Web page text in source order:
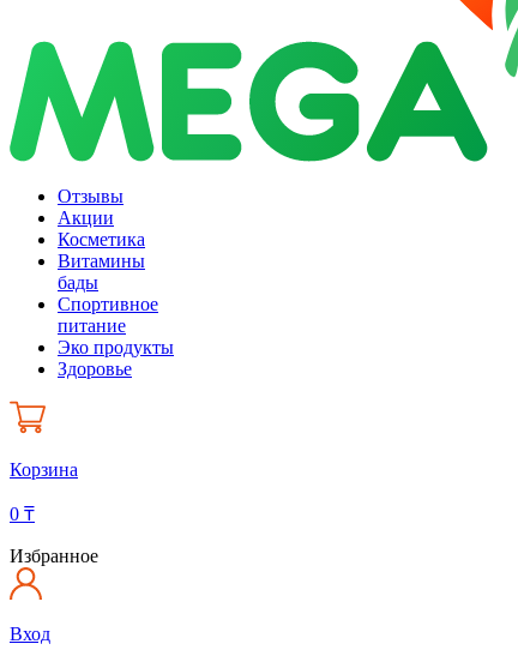
Отзывы
Акции
Косметика
Витамины
бады
Спортивное
питание
Эко продукты
Здоровье
Корзина
0 ₸
Избранное
Вход